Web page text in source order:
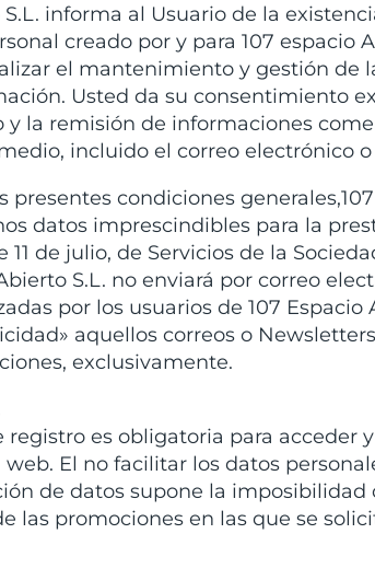
informa al Usuario de la
creado por y para 107 espacio
el mantenimiento y gestión de
Usted da su consentimiento
la remisión de informaciones
incluido el correo electrónico o
condiciones
datos imprescindibles para la
de julio, de Servicios de la
S.L. no enviará por correo
por los usuarios de 107 Espacio
aquellos correos o
exclusivamente.
es obligatoria para acceder
El no facilitar los datos
de datos supone la imposibilidad
las promociones en las que se